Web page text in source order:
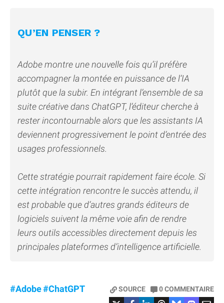
QU’EN PENSER ?
Adobe montre une nouvelle fois qu’il préfère
accompagner la montée en puissance de l’IA
plutôt que la subir. En intégrant l’ensemble de sa
suite créative dans ChatGPT, l’éditeur cherche à
rester incontournable alors que les assistants IA
deviennent progressivement le point d’entrée des
usages professionnels.
Cette stratégie pourrait rapidement faire école. Si
cette intégration rencontre le succès attendu, il
est probable que d’autres grands éditeurs de
logiciels suivent la même voie afin de rendre
leurs outils accessibles directement depuis les
principales plateformes d’intelligence artificielle.
#Adobe#ChatGPT SOURCE 0COMMENTAIRE